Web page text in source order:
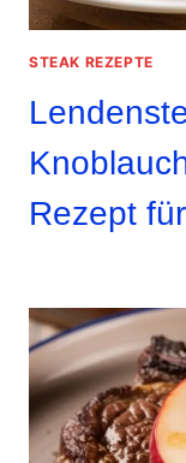
STEAK REZEPTE
Rezept